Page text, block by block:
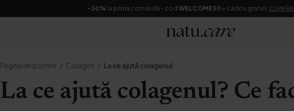
-30% la prima comandă - cod WELCOME30 + cadou gratuit
Pagina de pornire Colagen La ce ajută colagenul
La ce ajută colagenul? Ce